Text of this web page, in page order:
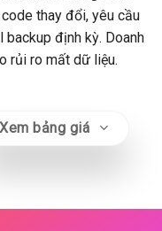
thay đổi, yêu cầu
định kỳ. Doanh
rủi ro mất dữ liệu.
Xem bảng giá